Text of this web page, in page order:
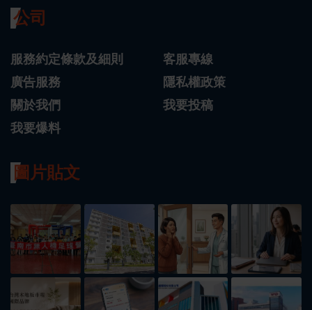
公司
服務約定條款及細則
客服專線
廣告服務
隱私權政策
關於我們
我要投稿
我要爆料
圖片貼文